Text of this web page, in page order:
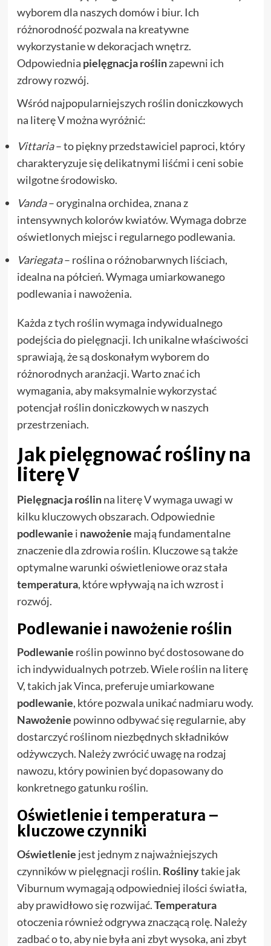
wyborem dla naszych domów i biur. Ich
różnorodność pozwala na kreatywne
wykorzystanie w dekoracjach wnętrz.
Odpowiednia pielęgnacja roślinzapewni ich
zdrowy rozwój.
Wśród najpopularniejszych roślin doniczkowych
na literę V można wyróżnić:
Vittaria– to piękny przedstawiciel paproci, który
charakteryzuje się delikatnymi liśćmi i ceni sobie
wilgotne środowisko.
Vanda– oryginalna orchidea, znana z
intensywnych kolorów kwiatów. Wymaga dobrze
oświetlonych miejsc i regularnego podlewania.
Variegata– roślina o różnobarwnych liściach,
idealna na półcień. Wymaga umiarkowanego
podlewania i nawożenia.
Każda z tych roślin wymaga indywidualnego
podejścia do pielęgnacji. Ich unikalne właściwości
sprawiają, że są doskonałym wyborem do
różnorodnych aranżacji. Warto znać ich
wymagania, aby maksymalnie wykorzystać
potencjał roślin doniczkowych w naszych
przestrzeniach.
Jak pielęgnować rośliny na
literę V
Pielęgnacja roślinna literę V wymaga uwagi w
kilku kluczowych obszarach. Odpowiednie
podlewanie i nawożenie mają fundamentalne
znaczenie dla zdrowia roślin. Kluczowe są także
optymalne warunki oświetleniowe oraz stała
temperatura, które wpływają na ich wzrost i
rozwój.
Podlewanie i nawożenie roślin
Podlewanie roślin powinno być dostosowane do
ich indywidualnych potrzeb. Wiele roślin na literę
V, takich jak Vinca, preferuje umiarkowane
podlewanie, które pozwala unikać nadmiaru wody.
Nawożenie powinno odbywać się regularnie, aby
dostarczyć roślinom niezbędnych składników
odżywczych. Należy zwrócić uwagę na rodzaj
nawozu, który powinien być dopasowany do
konkretnego gatunku roślin.
Oświetlenie i temperatura –
kluczowe czynniki
Oświetlenie jest jednym z najważniejszych
czynników w pielęgnacji roślin. Roślinytakie jak
Viburnum wymagają odpowiedniej ilości światła,
aby prawidłowo się rozwijać.Temperatura
otoczenia również odgrywa znaczącą rolę. Należy
zadbać o to, aby nie była ani zbyt wysoka, ani zbyt